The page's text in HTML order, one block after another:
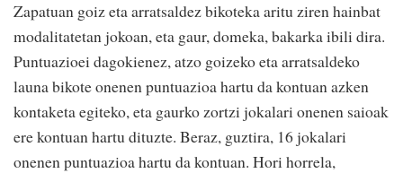
Zapatuan goiz eta arratsaldez bikoteka aritu ziren hainbat
modalitatetan jokoan, eta gaur, domeka, bakarka ibili dira.
Puntuazioei dagokienez, atzo goizeko eta arratsaldeko
launa bikote onenen puntuazioa hartu da kontuan azken
kontaketa egiteko, eta gaurko zortzi jokalari onenen saioak
ere kontuan hartu dituzte. Beraz, guztira, 16 jokalari
onenen puntuazioa hartu da kontuan. Hori horrela,